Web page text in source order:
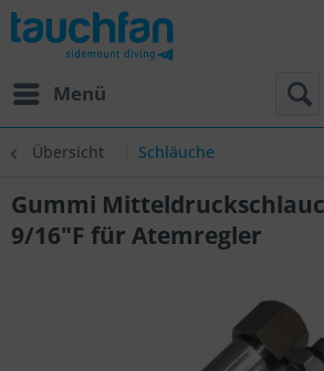
Menü
Übersicht Schläuche
Gummi
9/16"F für Atemregler